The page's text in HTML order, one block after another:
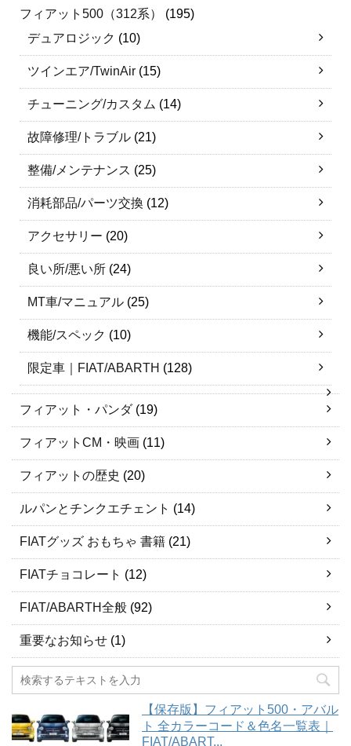
フィアット500（312系）
(195)
デュアロジック (10)
ツインエア/TwinAir (15)
チューニング/カスタム (14)
故障修理/トラブル (21)
整備/メンテナンス (25)
消耗部品/パーツ交換 (12)
アクセサリー (20)
良い所/悪い所 (24)
MT車/マニュアル (25)
機能/スペック (10)
限定車｜FIAT/ABARTH (128)
フィアット・パンダ(19)
フィアットCM・映画 (11)
フィアットの歴史 (20)
ルパンとチンクエチェント (14)
FIATグッズ おもちゃ 書籍 (21)
FIATチョコレート (12)
FIAT/ABARTH全般 (92)
重要なお知らせ (1)
【保存版】フィアット500・アバル
ト 全カラーコード＆色名一覧表｜
FIAT/ABART...